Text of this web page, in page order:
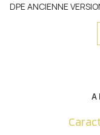
DPE ANCIENNE
A